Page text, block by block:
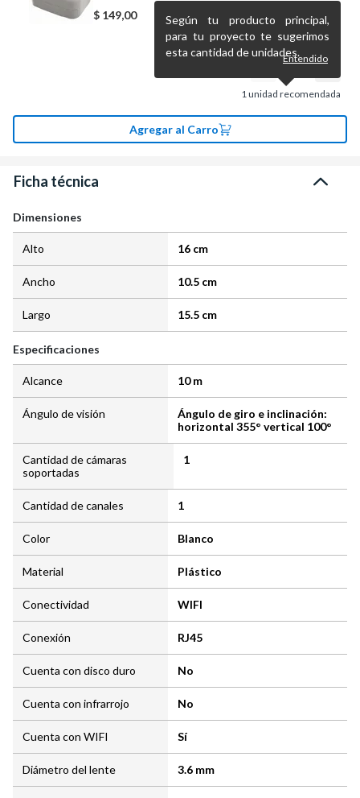
$ 149,00
1unidad recomendada
Según tu producto principal,
para tu proyecto te sugerimos
esta cantidad de unidades.Entendido
Agregar al Carro
Ficha técnica
Dimensiones
Alto 16 cm
Ancho 10.5 cm
Largo 15.5 cm
Especificaciones
Alcance 10 m
Ángulo de visión
Ángulo de giro e inclinación:
horizontal 355° vertical 100°
Cantidad de cámaras
soportadas
1
Cantidad de canales 1
Color Blanco
Material Plástico
Conectividad WIFI
Conexión RJ45
Cuenta con disco duro No
Cuenta con infrarrojo No
Cuenta con WIFI Sí
Diámetro del lente 3.6 mm